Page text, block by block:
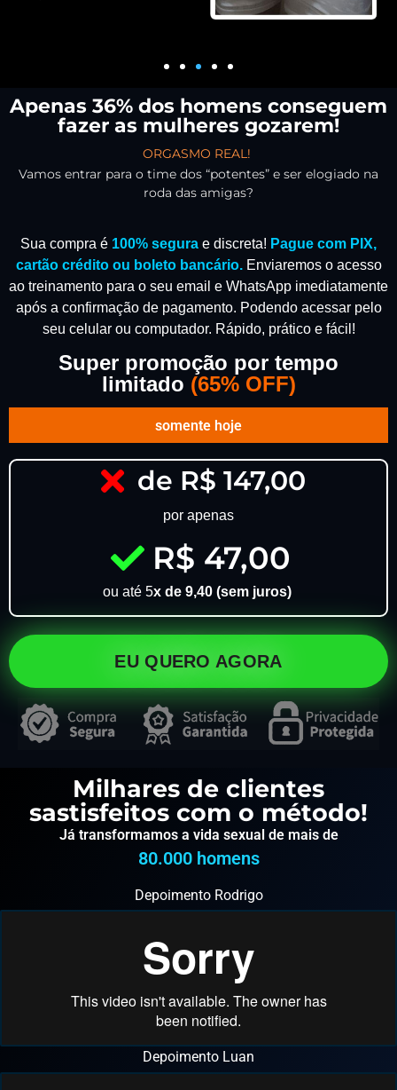
Apenas 36% dos homens conseguem
fazer as mulheres gozarem!
ORGASMO REAL!
Vamos entrar para o time dos “potentes” e ser elogiado na
roda das amigas?
Sua compra é 100% segura e discreta! Pague com PIX,
cartão crédito ou boleto bancário. Enviaremos o acesso
ao treinamento para o seu email e WhatsApp imediatamente
após a confirmação de pagamento. Podendo acessar pelo
seu celular ou computador. Rápido, prático e fácil!
Super promoção por tempo
limitado (65% OFF)
somente hoje
de R$ 147,00
por apenas
R$ 47,00
ou até 5x de 9,40 (sem juros)
EU QUERO AGORA
Milhares de clientes
sastisfeitos com o método!
Já transformamos a vida sexual de mais de
80.000 homens
Depoimento Rodrigo
Depoimento Luan